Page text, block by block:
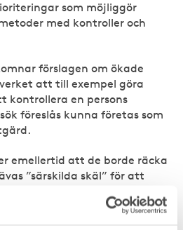
som möjliggör
med kontroller och
förslagen om ökade
att till exempel göra
kontrollera en persons
föreslås kunna företas som
emellertid att de borde räcka
”särskilda skäl” för att
och